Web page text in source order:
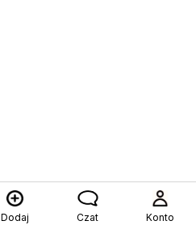
Dodaj Czat Konto